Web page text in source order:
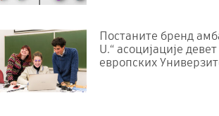
Постаните бренд
U.“ асоцијације
европских